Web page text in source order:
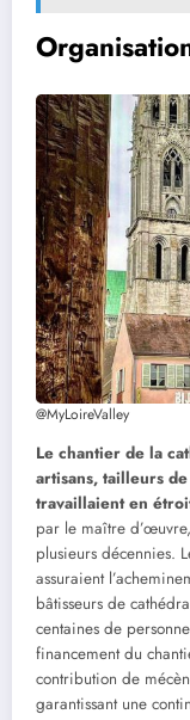
@MyLoireValley
Le chantier de la
artisans, tailleurs
travaillaient en
par le maître
plusieurs décennies.
assuraient
bâtisseurs de
centaines de
financement du
contribution de
garantissant une